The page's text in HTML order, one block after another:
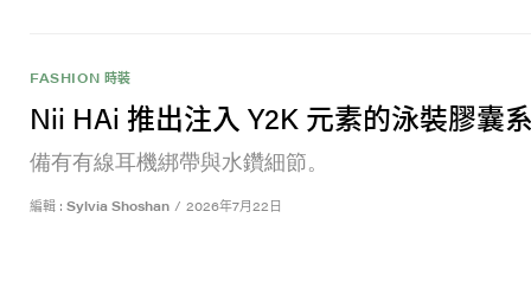
FASHION 時裝
Nii HAi 推出注入 Y2K 元素的泳裝膠囊
備有有線耳機綁帶與水鑽細節。
編輯 : Sylvia Shoshan / 2026年7月22日